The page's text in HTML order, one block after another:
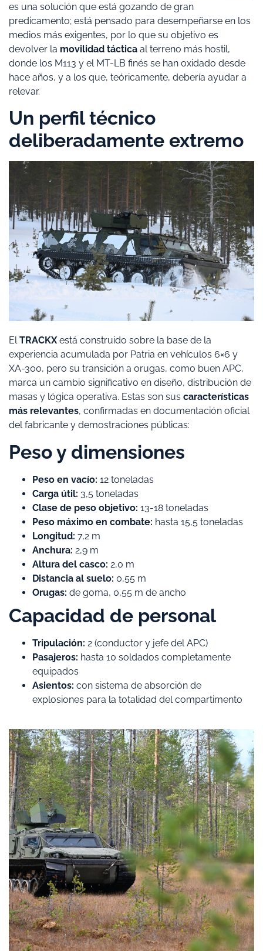
es una solución que está gozando de gran
predicamento; está pensado para desempeñarse en los
medios más exigentes, por lo que su objetivo es
devolver la movilidad táctica al terreno más hostil,
donde los M113 y el MT-LB finés se han oxidado desde
hace años, y a los que, teóricamente, debería ayudar a
relevar.
Un perfil técnico
deliberadamente extremo
ElTRACKXestá construido sobre la base de la
experiencia acumulada por Patria en vehículos 6×6 y
XA-300, pero su transición a orugas, como buen APC,
marca un cambio significativo en diseño, distribución de
masas y lógica operativa. Estas son sus características
más relevantes, confirmadas en documentación oficial
del fabricante y demostraciones públicas:
Peso y dimensiones
Peso en vacío: 12 toneladas
Carga útil: 3,5 toneladas
Clase de peso objetivo: 13-18 toneladas
Peso máximo en combate: hasta 15,5 toneladas
Longitud: 7,2 m
Anchura: 2,9 m
Altura del casco: 2,0 m
Distancia al suelo: 0,55 m
Orugas: de goma, 0,55 m de ancho
Capacidad de personal
Tripulación: 2 (conductor y jefe del APC)
Pasajeros: hasta 10 soldados completamente
equipados
Asientos: con sistema de absorción de
explosiones para la totalidad del compartimento